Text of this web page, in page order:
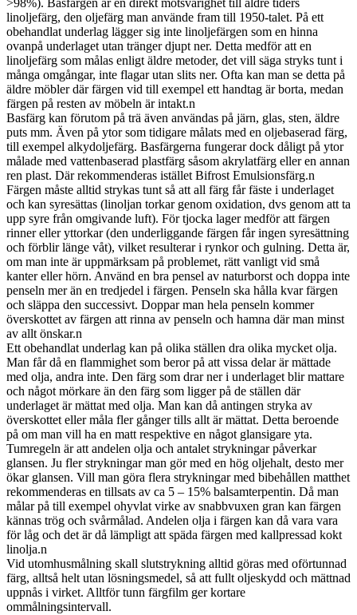
>98%). Basfärgen är en direkt motsvarighet till äldre tiders
linoljefärg, den oljefärg man använde fram till 1950-talet. På ett
obehandlat underlag lägger sig inte linoljefärgen som en hinna
ovanpå underlaget utan tränger djupt ner. Detta medför att en
linoljefärg som målas enligt äldre metoder, det vill säga stryks tunt i
många omgångar, inte flagar utan slits ner. Ofta kan man se detta på
äldre möbler där färgen vid till exempel ett handtag är borta, medan
färgen på resten av möbeln är intakt.n
Basfärg kan förutom på trä även användas på järn, glas, sten, äldre
puts mm. Även på ytor som tidigare målats med en oljebaserad färg,
till exempel alkydoljefärg. Basfärgerna fungerar dock dåligt på ytor
målade med vattenbaserad plastfärg såsom akrylatfärg eller en annan
ren plast. Där rekommenderas istället Bifrost Emulsionsfärg.n
Färgen måste alltid strykas tunt så att all färg får fäste i underlaget
och kan syresättas (linoljan torkar genom oxidation, dvs genom att ta
upp syre från omgivande luft). För tjocka lager medför att färgen
rinner eller yttorkar (den underliggande färgen får ingen syresättning
och förblir länge våt), vilket resulterar i rynkor och gulning. Detta är,
om man inte är uppmärksam på problemet, rätt vanligt vid små
kanter eller hörn. Använd en bra pensel av naturborst och doppa inte
penseln mer än en tredjedel i färgen. Penseln ska hålla kvar färgen
och släppa den successivt. Doppar man hela penseln kommer
överskottet av färgen att rinna av penseln och hamna där man minst
av allt önskar.n
Ett obehandlat underlag kan på olika ställen dra olika mycket olja.
Man får då en flammighet som beror på att vissa delar är mättade
med olja, andra inte. Den färg som drar ner i underlaget blir mattare
och något mörkare än den färg som ligger på de ställen där
underlaget är mättat med olja. Man kan då antingen stryka av
överskottet eller måla fler gånger tills allt är mättat. Detta beroende
på om man vill ha en matt respektive en något glansigare yta.
Tumregeln är att andelen olja och antalet strykningar påverkar
glansen. Ju fler strykningar man gör med en hög oljehalt, desto mer
ökar glansen. Vill man göra flera strykningar med bibehållen matthet
rekommenderas en tillsats av ca 5 – 15% balsamterpentin. Då man
målar på till exempel ohyvlat virke av snabbvuxen gran kan färgen
kännas trög och svårmålad. Andelen olja i färgen kan då vara vara
för låg och det är då lämpligt att späda färgen med kallpressad kokt
linolja.n
Vid utomhusmålning skall slutstrykning alltid göras med oförtunnad
färg, alltså helt utan lösningsmedel, så att fullt oljeskydd och mättnad
uppnås i virket. Alltför tunn färgfilm ger kortare
ommålningsintervall.